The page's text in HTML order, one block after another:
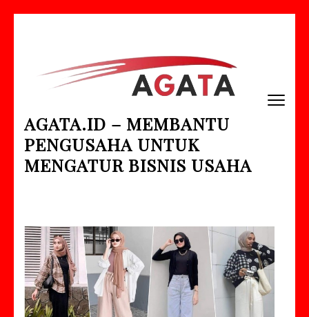
(Tekan
AGATA.ID – MEMBANTU
PENGUSAHA UNTUK
MENGATUR BISNIS USAHA